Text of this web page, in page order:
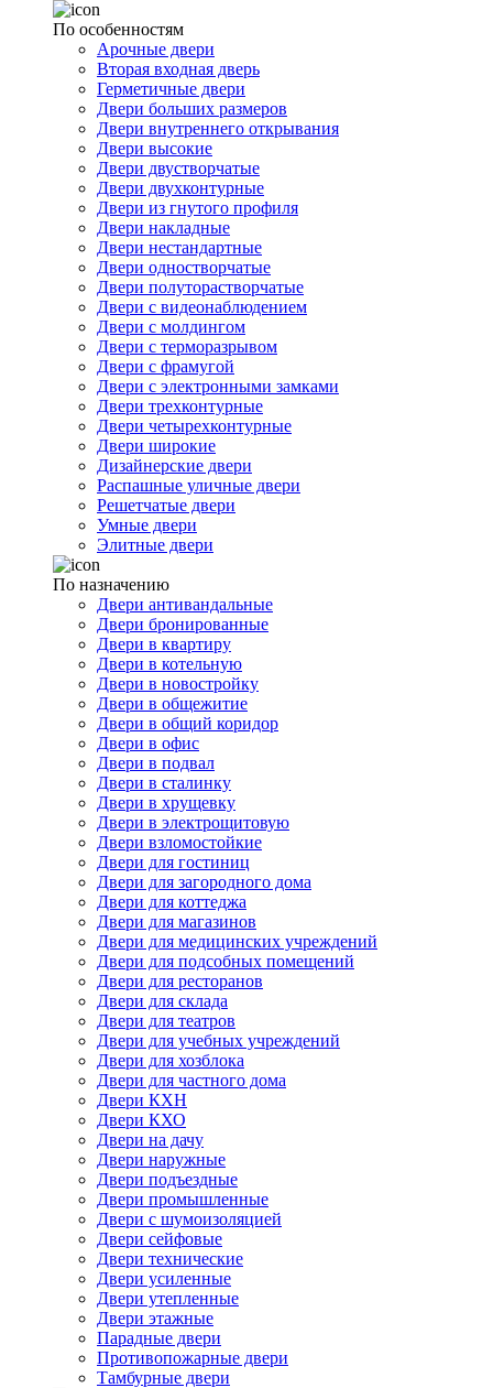
По особенностям
Арочные двери
Вторая входная дверь
Герметичные двери
Двери больших размеров
Двери внутреннего открывания
Двери высокие
Двери двустворчатые
Двери двухконтурные
Двери из гнутого профиля
Двери накладные
Двери нестандартные
Двери одностворчатые
Двери полуторастворчатые
Двери с видеонаблюдением
Двери с молдингом
Двери с терморазрывом
Двери с фрамугой
Двери с электронными замками
Двери трехконтурные
Двери четырехконтурные
Двери широкие
Дизайнерские двери
Распашные уличные двери
Решетчатые двери
Умные двери
Элитные двери
По назначению
Двери антивандальные
Двери бронированные
Двери в квартиру
Двери в котельную
Двери в новостройку
Двери в общежитие
Двери в общий коридор
Двери в офис
Двери в подвал
Двери в сталинку
Двери в хрущевку
Двери в электрощитовую
Двери взломостойкие
Двери для гостиниц
Двери для загородного дома
Двери для коттеджа
Двери для магазинов
Двери для медицинских учреждений
Двери для подсобных помещений
Двери для ресторанов
Двери для склада
Двери для театров
Двери для учебных учреждений
Двери для хозблока
Двери для частного дома
Двери КХН
Двери КХО
Двери на дачу
Двери наружные
Двери подъездные
Двери промышленные
Двери с шумоизоляцией
Двери сейфовые
Двери технические
Двери усиленные
Двери утепленные
Двери этажные
Парадные двери
Противопожарные двери
Тамбурные двери